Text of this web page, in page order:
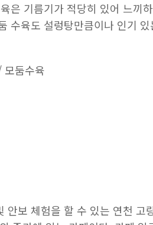
은 기름기가 적당히 있어 느끼
수육도 설렁탕만큼이나 인기
모둠수육
안보 체험을 할 수 있는 연천 고